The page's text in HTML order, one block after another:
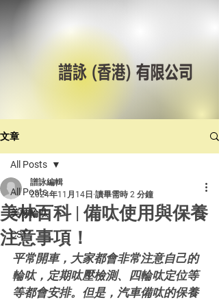
文章
All Posts
美林輪呔
CST
All Posts
美林百科 | 備呔使用與保養
注意事項！
譜詠編輯
2024年11月14日 讀畢需時 2 分鐘
平常開車，大家都會非常注意自己的
輪呔，定期呔壓檢測、四輪呔定位等
等都會安排。但是，汽車備呔的保養